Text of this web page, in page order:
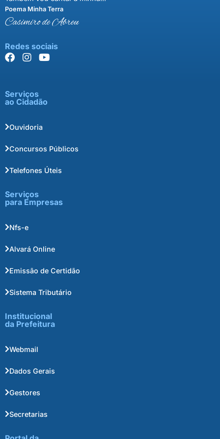
Poema Minha Terra
Casimiro de Abreu
Redes sociais
Serviços
ao Cidadão
Ouvidoria
Concursos Públicos
Telefones Úteis
Serviços
para Empresas
Nfs-e
Alvará Online
Emissão de Certidão
Sistema Tributário
Institucional
da Prefeitura
Webmail
Dados Gerais
Gestores
Secretarias